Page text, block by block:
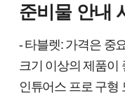
준비물 안내
- 타블렛: 가격은 중
크기 이상의 제품이
인튜어스 프로 구형